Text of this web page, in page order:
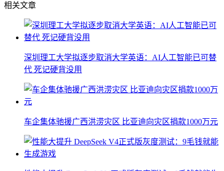
相关文章
深圳理工大学拟逐步取消大学英语：AI人工智能已可替
代 死记硬背没用
车企集体驰援广西洪涝灾区 比亚迪向灾区捐款1000万元